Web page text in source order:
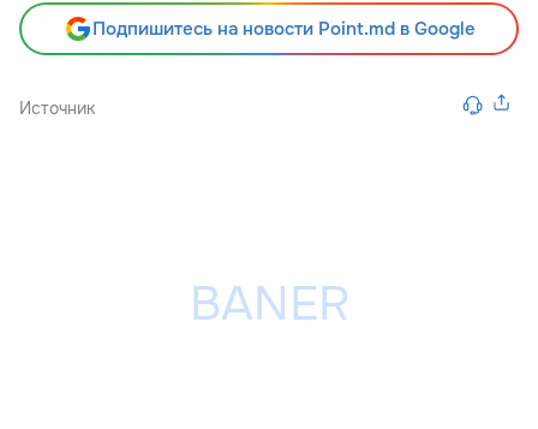
Подпишитесь на новости Point.md в Google
Источник